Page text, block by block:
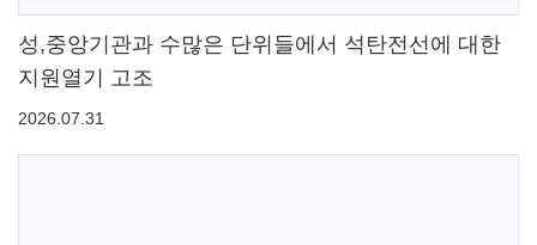
성,중앙기관과 수많은 단위들에서 석탄전선에 대한
지원열기 고조
2026.07.31